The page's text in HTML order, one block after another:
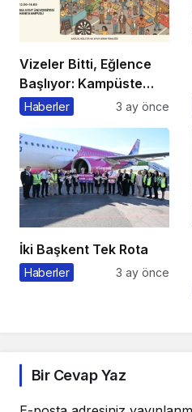
Vizeler Bitti, Eğlence
Başlıyor: Kampüste
Bahar Festivali
Haberler 3 ay önce
İki Başkent Tek Rota
Haberler 3 ay önce
Bir Cevap Yaz